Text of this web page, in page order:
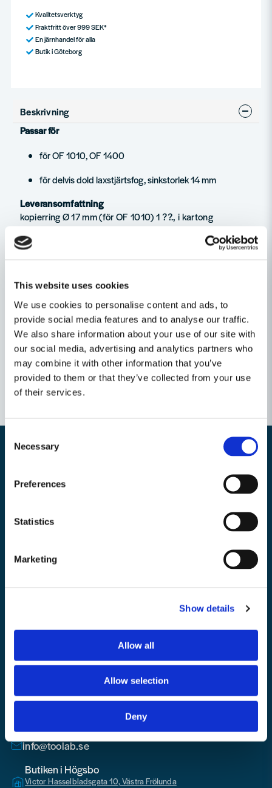
This website uses cookies
We use cookies to personalise content and ads, to
provide social media features and to analyse our traffic.
We also share information about your use of our site with
our social media, advertising and analytics partners who
may combine it with other information that you’ve
provided to them or that they’ve collected from your use
of their services.
Selection
Necessary
Preferences
Statistics
Marketing
Show details
Allow all
Allow selection
Deny
Kvalitetsverktyg
Fraktfritt över 999 SEK*
En järnhandel för alla
Butik i Göteborg
Beskrivning
Passar för
för OF 1010, OF 1400
för delvis dold laxstjärtsfog, sinkstorlek 14 mm
Leveransomfattning
kopierring Ø 17 mm (för OF 1010) 1 ??., i kartong
Service all-inclusive. Ingår varje gång du köper ett
Festool-verktyg.
Ställ en produktfråga
question
Fråga oss något om denna produkten...
name
Namn
Ja, ni får publicera min fråga
Relaterade kategorier
Nyhetsbrev
info@toolab.se
Butiken i Högsbo
Victor Hasselbladsgata 10, Västra Frölunda